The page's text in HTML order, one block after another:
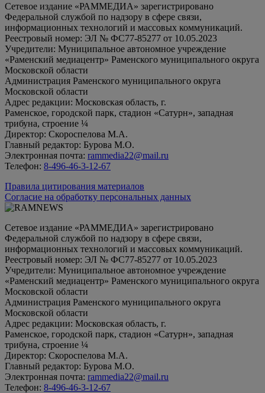
Сетевое издание «РАММЕДИА» зарегистрировано
Федеральной службой по надзору в сфере связи,
информационных технологий и массовых коммуникаций.
Реестровый номер: ЭЛ № ФС77-85277 от 10.05.2023
Учредители: Муниципальное автономное учреждение
«Раменский медиацентр» Раменского муниципального округа
Московской области
Администрация Раменского муниципального округа
Московской области
Адрес редакции: Московская область, г.
Раменское, городской парк, стадион «Сатурн», западная
трибуна, строение ¼
Директор: Скороспелова М.А.
Главный редактор: Бурова М.О.
Электронная почта: rammedia22@mail.ru
Телефон: 8-496-46-3-12-67
Правила цитирования материалов
Согласие на обработку персональных данных
Сетевое издание «РАММЕДИА» зарегистрировано
Федеральной службой по надзору в сфере связи,
информационных технологий и массовых коммуникаций.
Реестровый номер: ЭЛ № ФС77-85277 от 10.05.2023
Учредители: Муниципальное автономное учреждение
«Раменский медиацентр» Раменского муниципального округа
Московской области
Администрация Раменского муниципального округа
Московской области
Адрес редакции: Московская область, г.
Раменское, городской парк, стадион «Сатурн», западная
трибуна, строение ¼
Директор: Скороспелова М.А.
Главный редактор: Бурова М.О.
Электронная почта: rammedia22@mail.ru
Телефон: 8-496-46-3-12-67